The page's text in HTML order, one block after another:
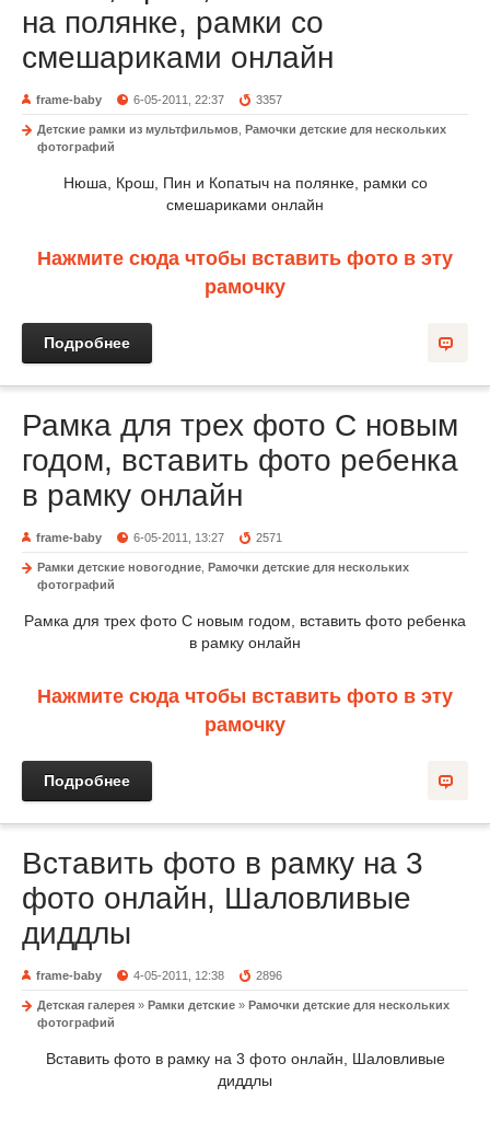
на полянке, рамки со
смешариками онлайн
frame-baby 6-05-2011, 22:37 3357
Детские рамки из мультфильмов Рамочки детские для нескольких
фотографий
Нюша, Крош, Пин и Копатыч на полянке, рамки со
смешариками онлайн
Нажмите сюда чтобы вставить фото в эту
рамочку
Подробнее
Рамка для трех фото С новым
годом, вставить фото ребенка
в рамку онлайн
frame-baby 6-05-2011, 13:27 2571
Рамки детские новогодние Рамочки детские для нескольких
фотографий
Рамка для трех фото С новым годом, вставить фото ребенка
в рамку онлайн
Нажмите сюда чтобы вставить фото в эту
рамочку
Подробнее
Вставить фото в рамку на 3
фото онлайн, Шаловливые
диддлы
frame-baby 4-05-2011, 12:38 2896
Детская галерея » Рамки детские » Рамочки детские для нескольких
фотографий
Вставить фото в рамку на 3 фото онлайн, Шаловливые
диддлы